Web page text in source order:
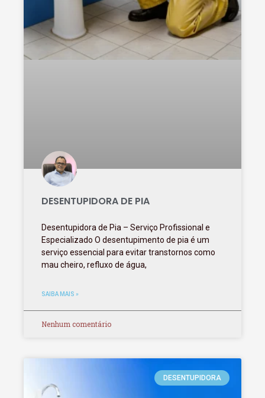
DESENTUPIDORA DE PIA
Desentupidora de Pia – Serviço Profissional e
Especializado O desentupimento de pia é um
serviço essencial para evitar transtornos como
mau cheiro, refluxo de água,
SAIBA MAIS »
Nenhum comentário
DESENTUPIDORA